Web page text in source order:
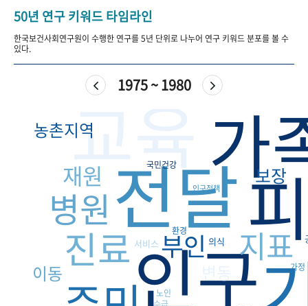
VR 역사관
50년 연구 키워드 타임라인
한국보건사회연구원이 수행한 연구를 5년 단위로 나누어 연구 키워드 분포를 볼 수
있다.
1975 ~ 1980
인구
전달가
교육
진료
병원
지표
부인
재원 보장
이동
농촌지역
서비스 의식
가정
노인
국민건강
환경
인구정책